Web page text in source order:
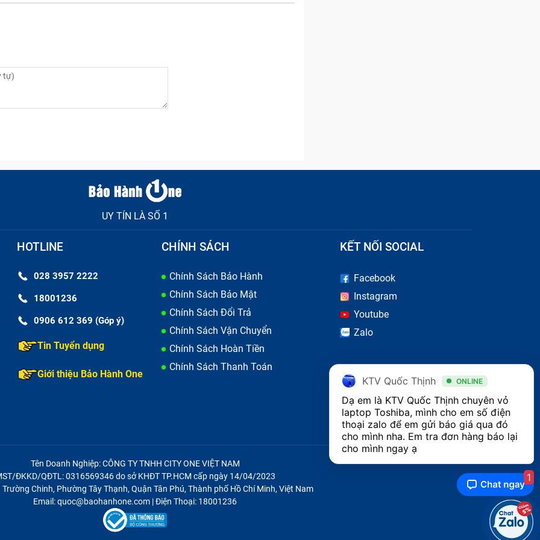
cao.
Satellite L635 (đã tính công) của bạn mới hơn.
L635 (đã tính công) nhanh chóng và chất
là một trong những cấu trúc được nghiên cứu và sản xuất với
đáp ứng nhu cầu đảm bảo tối đa các linh kiện điện tử bên trong.
UY TÍN LÀ SỐ 1
HOTLINE
028 3957 2222
18001236
0906 612 369 (Góp ý)
Tin Tuyển dụng
Giới thiệu Bảo Hành One
CHÍNH SÁCH
Chính Sách Bảo Hành
Chính Sách Bảo Mật
Chính Sách Đổi Trả
Chính Sách Vận Chuyển
Chính Sách Hoàn Tiền
Chính Sách Thanh Toán
KẾT NỐI SOCIAL
Facebook
Instagram
Youtube
Zalo
Tên Doanh Nghiệp: CÔNG TY TNHH CITY ONE VIỆT NAM
ĐKKD/QĐTL: 0316569346 do sở KHĐT TP.HCM cấp ngày 14/04/2023
Trường Chinh, Phường Tây Thạnh, Quận Tân Phú, Thành phố Hồ Chí Minh, Việt Nam
Email: quoc@baohanhone.com | Điện Thoại: 18001236
KTV Quốc Thịnh ONLINE
Dạ em là KTV Quốc Thịnh chuyên vỏ
laptop Toshiba, mình cho em số điện
thoại zalo để em gửi báo giá qua đó
cho mình nha. Em tra đơn hàng báo lại
cho mình ngay ạ
1